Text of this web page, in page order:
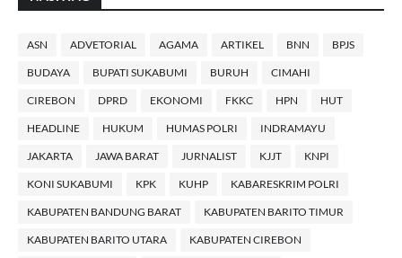
ASN ADVETORIAL AGAMA ARTIKEL BNN BPJS
BUDAYA BUPATI SUKABUMI BURUH CIMAHI
CIREBON DPRD EKONOMI FKKC HPN HUT
HEADLINE HUKUM HUMAS POLRI INDRAMAYU
JAKARTA JAWA BARAT JURNALIST KJJT KNPI
KONI SUKABUMI KPK KUHP KABARESKRIM POLRI
KABUPATEN BANDUNG BARAT KABUPATEN BARITO TIMUR
KABUPATEN BARITO UTARA KABUPATEN CIREBON